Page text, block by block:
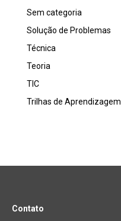
Sem categoria
Solução de Problemas
Técnica
Teoria
TIC
Trilhas de Aprendizagem
Contato